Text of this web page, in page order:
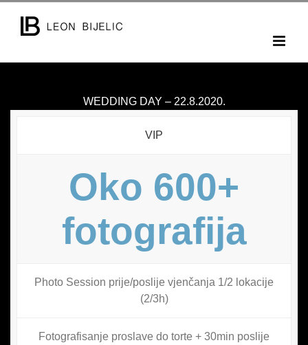
WEDDING DAY – 22.8.2020.
VIP
Oko 600+
fotografija
Photo Session prije/poslije vjenčanja 1/2 lokacije
(2/3h)
Fotografisanje proslave do torte + 30min poslije